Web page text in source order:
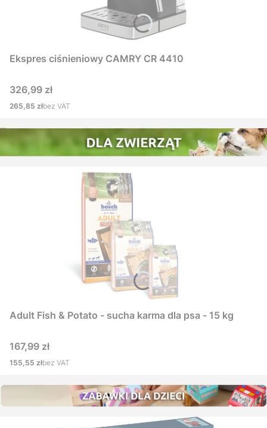
Ekspres ciśnieniowy CAMRY CR 4410
Cena
326,99 zł
Cena
265,85 złbez VAT
Adult Fish & Potato - sucha karma dla psa - 15 kg
Cena
167,99 zł
Cena
155,55 złbez VAT